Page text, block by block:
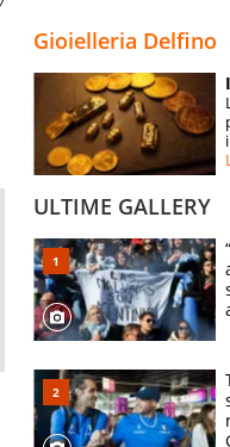
Gioielleria Delfino
ULTIME GALLERY